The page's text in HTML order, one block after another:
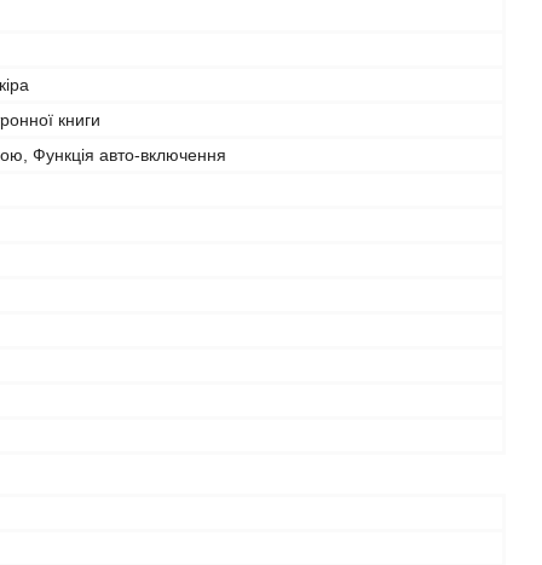
книги
Функція авто-включення